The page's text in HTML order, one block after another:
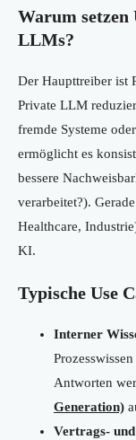
Warum
LLMs?
Der Haupttreiber ist
Private LLM
fremde Systeme
ermöglicht es
bessere
verarbeitet?).
Healthcare,
KI.
Typische Use
Interner
Antworten
Generation)
Vertrags-